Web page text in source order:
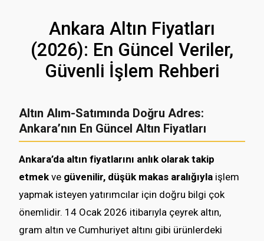
Ankara Altın Fiyatları
(2026): En Güncel Veriler,
Güvenli İşlem Rehberi
Altın Alım-Satımında Doğru Adres:
Ankara’nın En Güncel Altın Fiyatları
Ankara’da altın fiyatlarını anlık olarak takip
etmek ve güvenilir, düşük makas aralığıyla işlem
yapmak isteyen yatırımcılar için doğru bilgi çok
önemlidir. 14 Ocak 2026 itibarıyla çeyrek altın,
gram altın ve Cumhuriyet altını gibi ürünlerdeki